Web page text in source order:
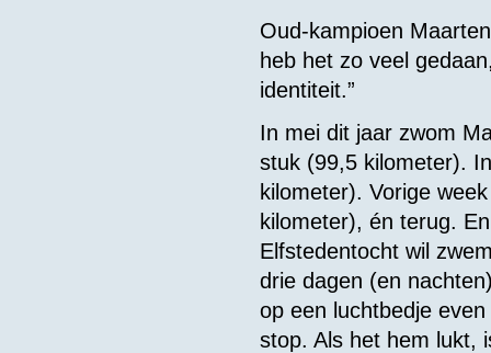
Oud-kampioen
heb het zo veel
identiteit.”
In mei dit jaar zwom
stuk (99,5 kilometer).
kilometer). Vorige
kilometer), én terug.
Elfstedentocht wil
drie dagen (en
op een luchtbedje
stop. Als het hem lukt,